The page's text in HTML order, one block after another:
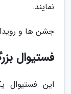
نمایند.
جشن ها و
فستیوال
این فستیوال